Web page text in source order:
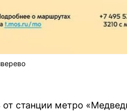
станции метро